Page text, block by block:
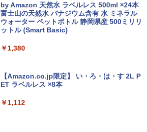
pe-C/Office/中古 タブレットPC ノート
パソコン Windows11 Windows10
￥15,800
P搭載 XPなら最強レベル 富士通 FM
V-A561/572 高速CPU Core I5 2.50G W
G 250G DVD 【中古】
1巻-15巻 セット 最新 【描き下ろしコー
ケート 漫画 マンガ まんが 全巻セット
【送料無料】
￥11,572
Anker Soundcore P40i オフホワイト
￥7,990
￥5,990
BRUCE WAYNE feat. Flo Milli, ATL Jacob
[Explicit]
￥250
[Explicit]
by Amazon 天然水 ラベルレス 500ml ×24本
富士山の天然水 バナジウム含有 水 ミネラル
ウォーター ペットボトル 静岡県産 500ミリリ
ットル (Smart Basic)
￥1,380
【Amazon.co.jp限定】 い・ろ・は・す 2L P
ET ラベルレス ×8本
￥1,112